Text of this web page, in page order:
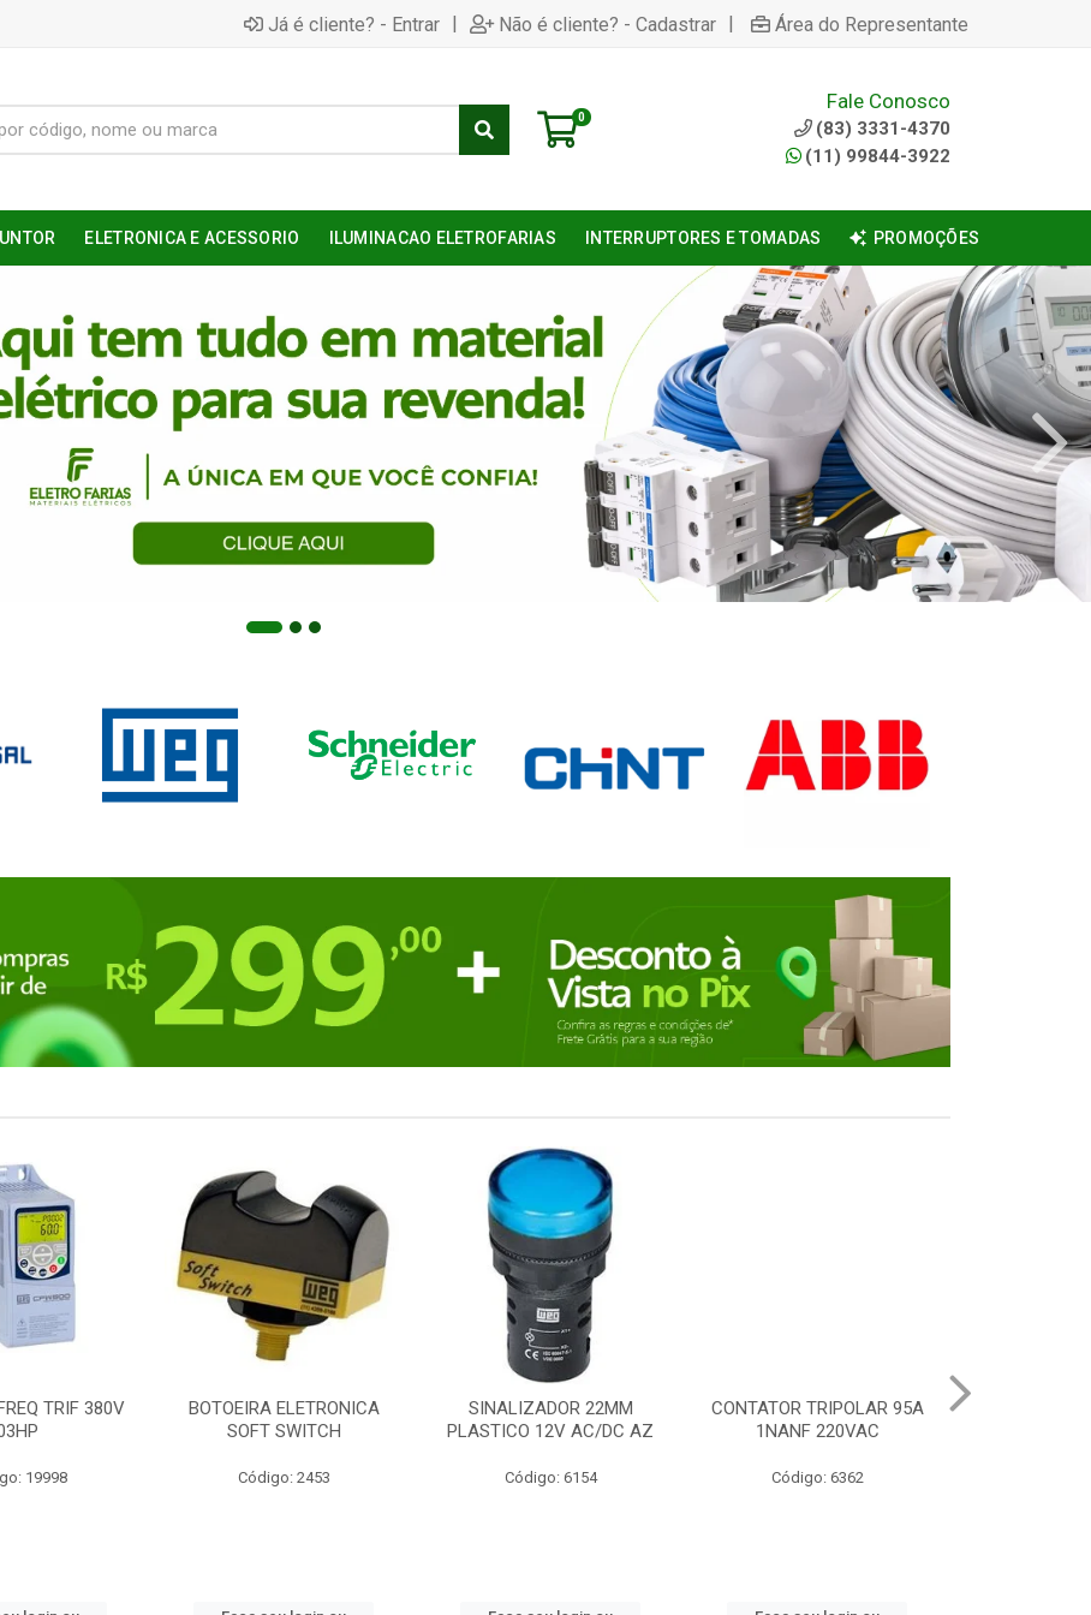
Já é cliente? - Entrar | Não é cliente? - Cadastrar | Área do Representante
0
Fale Conosco
(83) 3331-4370
(11) 99844-3922
ELETRONICA E ACESSORIO ILUMINACAO ELETROFARIAS INTERRUPTORES E TOMADAS PROMOÇÕES
TRIF 380V
19998
BOTOEIRA ELETRONICA
SOFT SWITCH
Código: 2453
SINALIZADOR 22MM
PLASTICO 12V AC/DC AZ
Código: 6154
CONTATOR TRIPOLAR 95A
1NANF 220VAC
Código: 6362